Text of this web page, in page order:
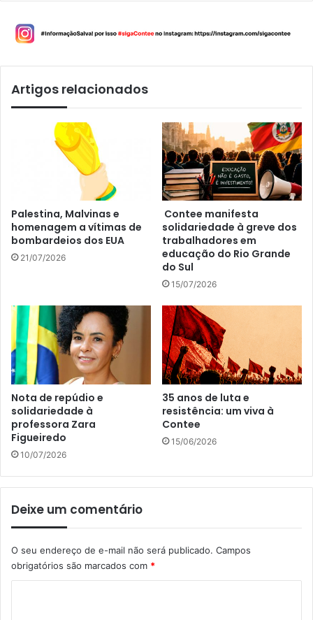
Artigos relacionados
Palestina, Malvinas e
homenagem a vítimas de
bombardeios dos EUA
21/07/2026
Contee manifesta
solidariedade à greve dos
trabalhadores em
educação do Rio Grande
do Sul
15/07/2026
Nota de repúdio e
solidariedade à
professora Zara
Figueiredo
10/07/2026
35 anos de luta e
resistência: um viva à
Contee
15/06/2026
Deixe um comentário
O seu endereço de e-mail não será publicado. Campos
obrigatórios são marcados com *